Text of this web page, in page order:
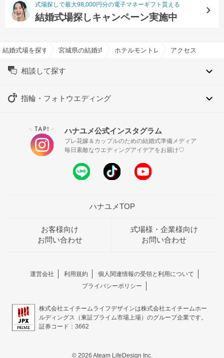
式場探しで最大98,000円分の電子マネーギフト貰える
結婚式場探しキャンペーン実施中
結婚式場を探すならハナユメ宮城県の結婚式場一覧ホテルモントレ仙台で結婚式
アクセス
相談して探す
指輪・フォトウエディング
＼ TAP! ／ ハナユメ公式インスタグラム
プレ花嫁＆カップルのための結婚式準備メディア
毎日素敵なウエディングアイデアをお届け♡
ハナユメTOP
お客様向け
お問い合わせ
式場様・企業様向け
お問い合わせ
運営会社 利用規約
個人関連情報の受領と利用について
プライバシーポリシー
株式会社エイチームライフデザインは株式会社エイチームホー
ルディングス（東証プライム市場上場）のグループ企業です。
証券コード：3662
© 2026 Ateam LifeDesign Inc.